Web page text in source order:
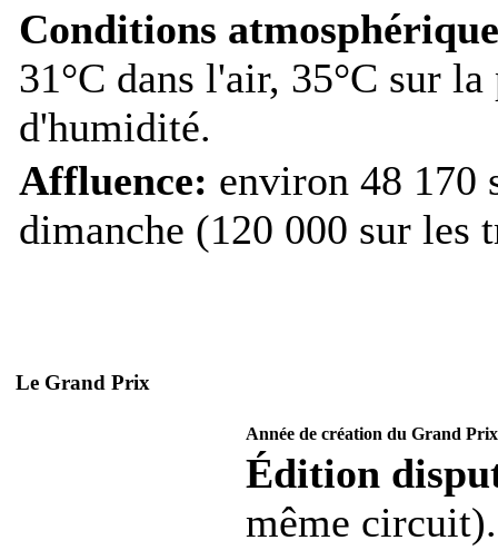
Conditions
31°C dans l'air, 35°C sur
d'humidité.
Affluence: environ 48 170
dimanche (120 000 sur les
Le Grand Prix
Année de création du Grand
Édition
même circuit).